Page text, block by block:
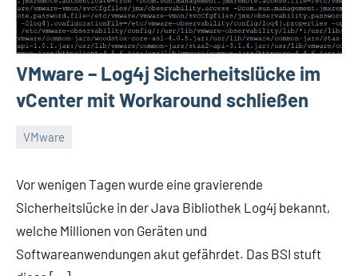
VMware – Log4j Sicherheitslücke im
vCenter mit Workaround schließen
VMware
2021
Vor wenigen Tagen wurde eine gravierende
Sicherheitslücke in der Java Bibliothek Log4j bekannt,
welche Millionen von Geräten und
Softwareanwendungen akut gefährdet. Das BSI stuft